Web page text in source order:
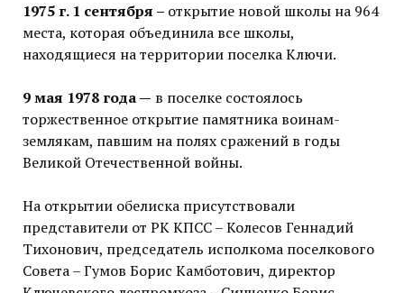
1975 г. 1 сентября – открытие новой школы на 964
места, которая объединила все школы,
находящиеся на территории поселка Ключи.
9 мая 1978 года — в поселке состоялось
торжественное открытие памятника воинам-
землякам, павшим на полях сражений в годы
Великой Отечественной войны.
На открытии обелиска присутствовали
представители от РК КПСС – Колесов Геннадий
Тихонович, председатель исполкома поселкового
Совета – Гумов Борис Камботович, директор